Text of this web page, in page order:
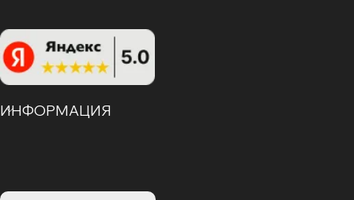
ИНФОРМАЦИЯ